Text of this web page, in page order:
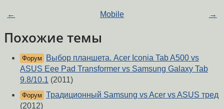
← Mobile →
Похожие темы
Форум
Выбор планшета. Acer Iconia Tab A500 vs
ASUS Eee Pad Transformer vs Samsung Galaxy Tab
9.8/10.1 (2011)
Форум Традиционный Samsung vs Acer vs ASUS тред
(2012)